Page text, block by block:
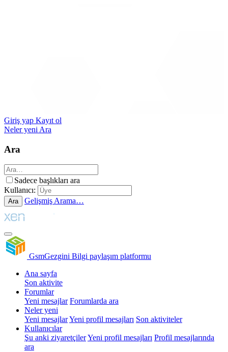
Giriş yap Kayıt ol
Neler yeni Ara
Ara
Sadece başlıkları ara
Kullanıcı:
Ara Gelişmiş Arama…
GsmGezgini Bilgi paylaşım platformu
Ana sayfa
Son aktivite
Forumlar
Yeni mesajlar Forumlarda ara
Neler yeni
Yeni mesajlarYeni profil mesajları Son aktiviteler
Kullanıcılar
Şu anki ziyaretçilerYeni profil mesajları Profil mesajlarında
ara